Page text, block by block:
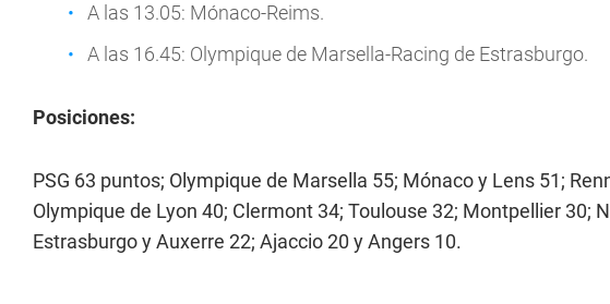
A las 13.05: Mónaco-Reims.
A las 16.45: Olympique de Marsella-Racing de Estrasburgo.
Posiciones:
PSG 63 puntos; Olympique de Marsella 55; Mónaco y Lens 51;
Olympique de Lyon 40; Clermont 34; Toulouse 32; Montpellier 30;
Estrasburgo y Auxerre 22; Ajaccio 20 y Angers 10.